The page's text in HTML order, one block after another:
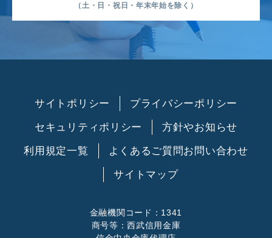
（土・日・祝日・年末年始を除く）
サイトポリシー プライバシーポリシー
セキュリティポリシー 方針やお知らせ
利用規定一覧 よくあるご質問お問い合わせ
サイトマップ
金融機関コード：1341
商号等：西武信用金庫